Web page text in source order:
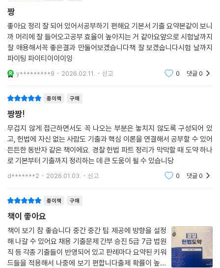
CHAPTER 05
참정권적 기본권 415
제1절 선거권과 선거제도 415
제2절 공무담임권과 직업공무원제도 435
제3절 직접참정권 448
·
판례색인 _553
03
짱
좋아요 정리 잘 되어 있어서공부하기 편해요 기본서 기출 요약본같이 보니
까 머리에 잘 들어오고공부 효율이 높아지는 거 같아요앞으로 시험날까지
잘 애용해서꼭 좋은결과 만둘어보겠습니다책 잘 보겠숩니다시험 날까지
파이팅 파이티이이이잉
y*********9 2026.02.11. 신고 0 댓글0
종이책 구매
짱짱!
무겁지 않게 접근하면서도 꼭 나오는 부분은 놓치지 않도록 구성되어 있
고, 헌법에 자신 없는 사람도 기출과 핵심 이론을 연결해서 공부할 수 있어
든든한 동반자 같은 책이에요. 경찰 헌법 파트 정리가 막막할 때 도약 하나
로 기본부터 기출까지 정리하는 데 큰 도움이 될 수 있습니당
d*******2 2026.01.03. 신고 0 댓글0
종이책 구매
책이 좋아요
책이 보기 참 좋습니다 중간 중간 팁 제공에 방향을 설정
해 나갈 수 있어요 채용 기출문제 간부 승진 5급 7급 법원
직 등 각종 기출들이 반영되어 있고 판례마다 요약된 키워
드들을 적용해서 나중에 보기 편합니다출제 확률이 높은